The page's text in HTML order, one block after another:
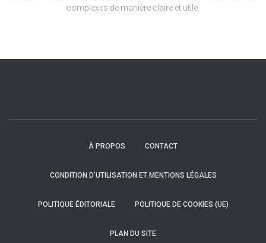
complexes de manière claire et utile.
À PROPOS CONTACT
CONDITION D’UTILISATION ET MENTIONS LÉGALES
POLITIQUE ÉDITORIALE POLITIQUE DE COOKIES (UE)
PLAN DU SITE